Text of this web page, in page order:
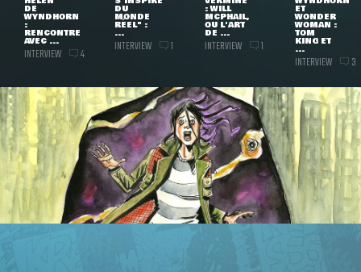
DE
WYNDHORN
:
RENCONTRE
AVEC ...
INTERVIEW 4
DU
MONDE
RÉEL" :
...
INTERVIEW 1
: WILL
MCPHAIL,
OU L'ART
DE ...
INTERVIEW 1
ET
WONDER
WOMAN :
TOM
KING ET
...
INTERVIEW 3